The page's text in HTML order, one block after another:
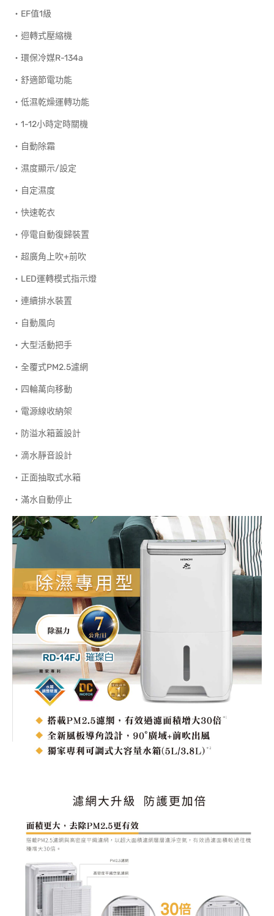
‧EF值1級
‧迴轉式壓縮機
‧環保冷媒R-134a
‧舒適節電功能
‧低濕乾燥運轉功能
‧1-12小時定時關機
‧自動除霜
‧濕度顯示/設定
‧自定濕度
‧快速乾衣
‧停電自動復歸裝置
‧超廣角上吹+前吹
‧LED運轉模式指示燈
‧連續排水裝置
‧自動風向
‧大型活動把手
‧全覆式PM2.5濾網
‧四輪萬向移動
‧電源線收納架
‧防溢水箱蓋設計
‧滴水靜音設計
‧正面抽取式水箱
‧滿水自動停止